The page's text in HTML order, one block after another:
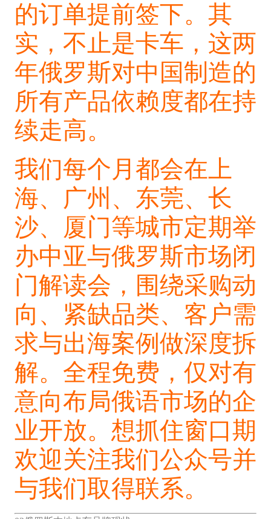
的订单提前签下。其
实，不止是卡车，这两
年俄罗斯对中国制造的
所有产品依赖度都在持
续走高。
我们每个月都会在上
海、广州、东莞、长
沙、厦门等城市定期举
办中亚与俄罗斯市场闭
门解读会，围绕采购动
向、紧缺品类、客户需
求与出海案例做深度拆
解。全程免费，仅对有
意向布局俄语市场的企
业开放。想抓住窗口期
欢迎关注我们公众号并
与我们取得联系。